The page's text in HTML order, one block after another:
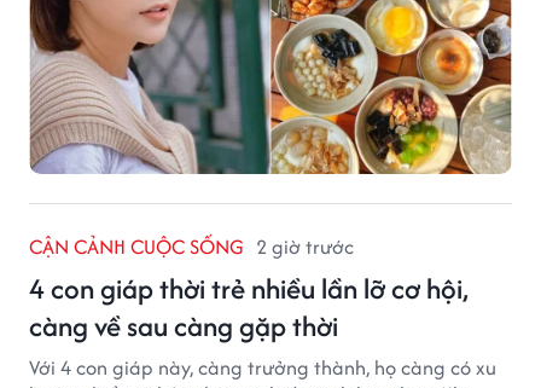
CẬN CẢNH CUỘC SỐNG 2 giờ trước
4 con giáp thời trẻ nhiều lần lỡ cơ hội,
càng về sau càng gặp thời
Với 4 con giáp này, càng trưởng thành, họ càng có xu